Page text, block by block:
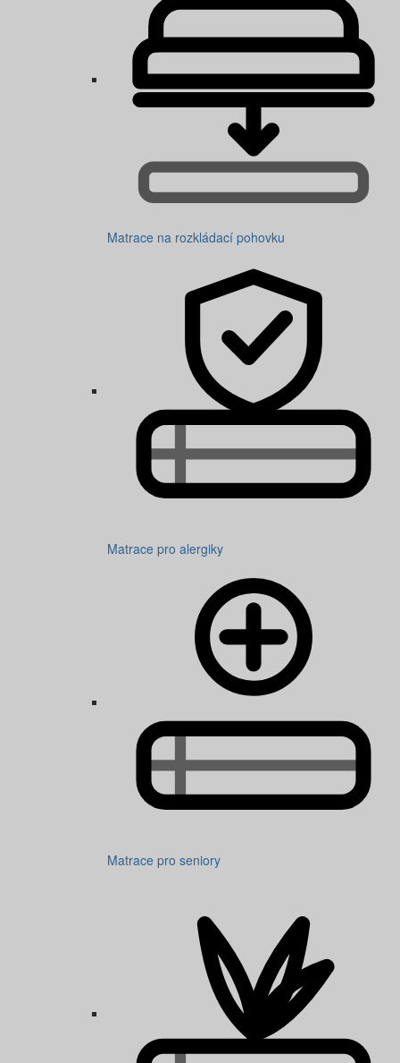
Matrace na rozkládací pohovku
Matrace pro alergiky
Matrace pro seniory